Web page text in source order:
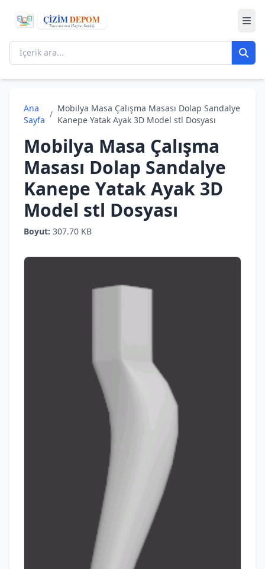
Ana
Sayfa
/
Mobilya Masa Çalışma Masası Dolap Sandalye
Kanepe Yatak Ayak 3D Model stl Dosyası
Mobilya Masa Çalışma
Masası Dolap Sandalye
Kanepe Yatak Ayak 3D
Model stl Dosyası
Boyut: 307.70 KB